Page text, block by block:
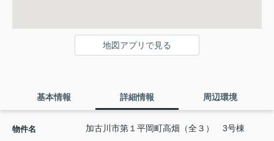
地図アプリで見る
基本情報 詳細情報 周辺環境
物件名 加古川市第１平岡町高畑（全３） 3号棟